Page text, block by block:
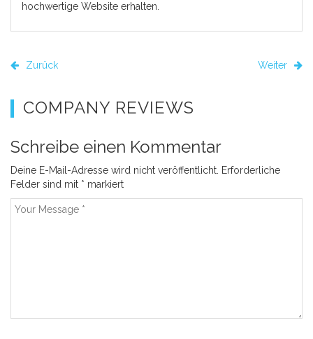
hochwertige Website erhalten.
Zurück Weiter
COMPANY REVIEWS
Schreibe einen Kommentar
Deine E-Mail-Adresse wird nicht veröffentlicht. Erforderliche
Felder sind mit * markiert